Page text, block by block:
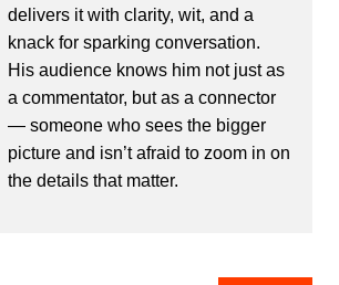
delivers it with clarity, wit, and a
knack for sparking conversation.
His audience knows him not just as
a commentator, but as a connector
— someone who sees the bigger
picture and isn’t afraid to zoom in on
the details that matter.